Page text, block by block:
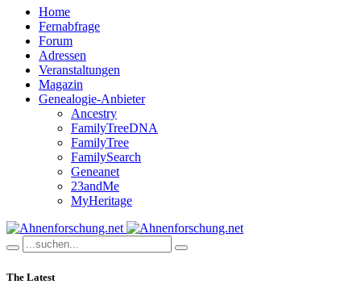
Home
Fernabfrage
Forum
Adressen
Veranstaltungen
Magazin
Genealogie-Anbieter
Ancestry
FamilyTreeDNA
FamilyTree
FamilySearch
Geneanet
23andMe
MyHeritage
The Latest